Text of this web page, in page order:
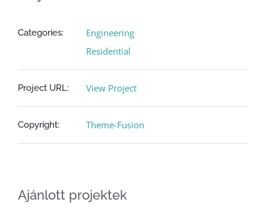
Categories:
Engineering
Residential
Project URL: View Project
Copyright: Theme-Fusion
Ajánlott projektek